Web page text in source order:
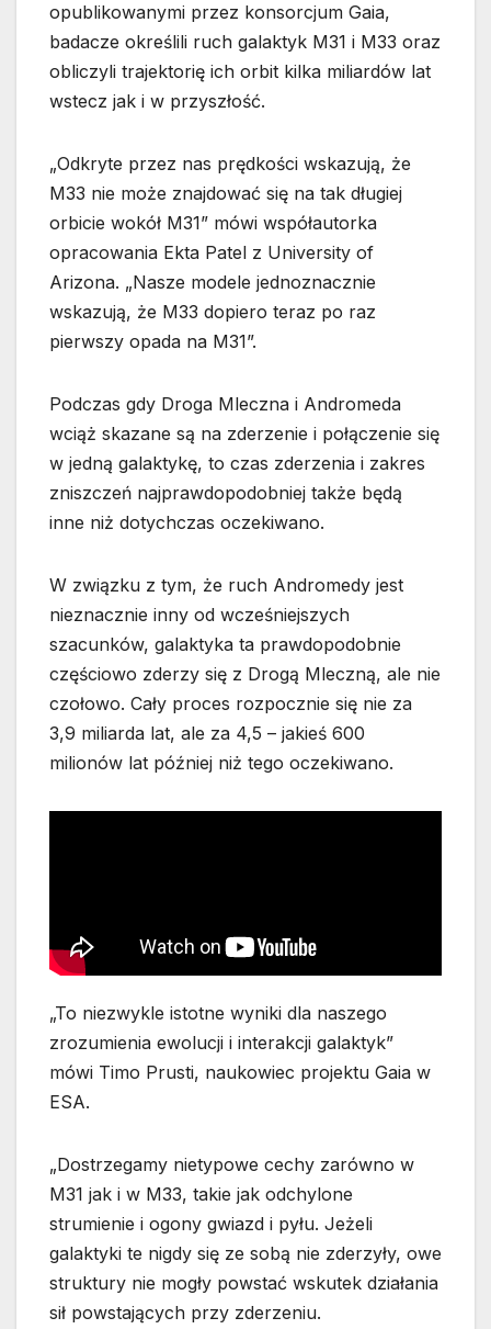
opublikowanymi przez konsorcjum Gaia,
badacze określili ruch galaktyk M31 i M33 oraz
obliczyli trajektorię ich orbit kilka miliardów lat
wstecz jak i w przyszłość.
„Odkryte przez nas prędkości wskazują, że
M33 nie może znajdować się na tak długiej
orbicie wokół M31” mówi współautorka
opracowania Ekta Patel z University of
Arizona. „Nasze modele jednoznacznie
wskazują, że M33 dopiero teraz po raz
pierwszy opada na M31”.
Podczas gdy Droga Mleczna i Andromeda
wciąż skazane są na zderzenie i połączenie się
w jedną galaktykę, to czas zderzenia i zakres
zniszczeń najprawdopodobniej także będą
inne niż dotychczas oczekiwano.
W związku z tym, że ruch Andromedy jest
nieznacznie inny od wcześniejszych
szacunków, galaktyka ta prawdopodobnie
częściowo zderzy się z Drogą Mleczną, ale nie
czołowo. Cały proces rozpocznie się nie za
3,9 miliarda lat, ale za 4,5 – jakieś 600
milionów lat później niż tego oczekiwano.
„To niezwykle istotne wyniki dla naszego
zrozumienia ewolucji i interakcji galaktyk”
mówi Timo Prusti, naukowiec projektu Gaia w
ESA.
„Dostrzegamy nietypowe cechy zarówno w
M31 jak i w M33, takie jak odchylone
strumienie i ogony gwiazd i pyłu. Jeżeli
galaktyki te nigdy się ze sobą nie zderzyły, owe
struktury nie mogły powstać wskutek działania
sił powstających przy zderzeniu.